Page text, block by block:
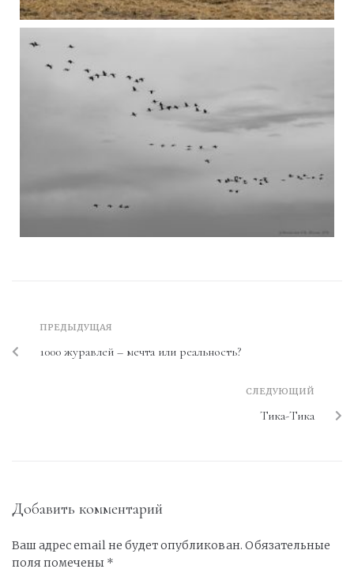
ПРЕДЫДУЩАЯ
1000 журавлей – мечта или реальность?
СЛЕДУЮЩИЙ
Тика-Тика
Добавить комментарий
Ваш адрес email не будет опубликован. Обязательные
поля помечены *